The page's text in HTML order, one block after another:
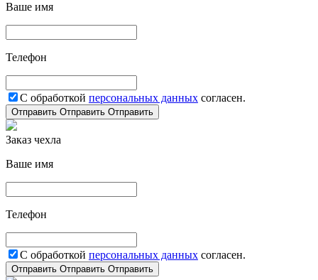
Ваше имя
Телефон
С обработкой персональных данных согласен.
Отправить Отправить Отправить
Заказ чехла
Ваше имя
Телефон
С обработкой персональных данных согласен.
Отправить Отправить Отправить